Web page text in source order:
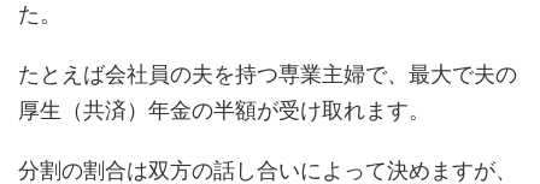
た。
たとえば会社員の夫を持つ専業主婦で、最大で夫の
厚生（共済）年金の半額が受け取れます。
分割の割合は双方の話し合いによって決めますが、